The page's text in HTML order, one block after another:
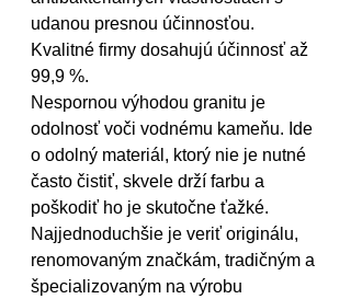
udanou presnou účinnosťou.
Kvalitné firmy dosahujú účinnosť až
99,9 %.
Nespornou výhodou granitu je
odolnosť voči vodnému kameňu. Ide
o odolný materiál, ktorý nie je nutné
často čistiť, skvele drží farbu a
poškodiť ho je skutočne ťažké.
Najjednoduchšie je veriť originálu,
renomovaným značkám, tradičným a
špecializovaným na výrobu